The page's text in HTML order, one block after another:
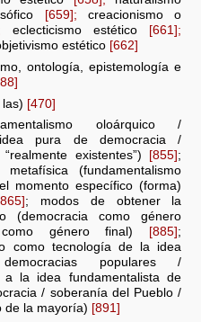
[659]; creacionismo o
eclecticismo estético
[661];
estético [662]
ontología, epistemología e
88]
[470]
oloárquico /
pura de democracia /
existentes”)
[855] ;
(fundamentalismo
momento específico (forma)
; modos de obtener la
(democracia como género
género final)
[885] ;
como tecnología de la idea
populares /
la idea fundamentalista de
/ soberanía del Pueblo /
de la mayoría) [891]